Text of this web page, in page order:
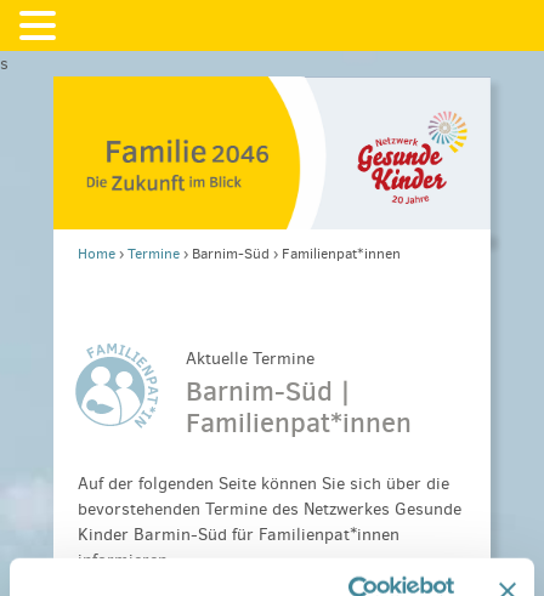
s
Home›Termine› Barnim-Süd › Familienpat*innen
Aktuelle Termine
Barnim-Süd |
Familienpat*innen
Auf der folgenden Seite können Sie sich über die
bevorstehenden Termine des Netzwerkes Gesunde
Kinder Barmin-Süd für Familienpat*innen
informieren.